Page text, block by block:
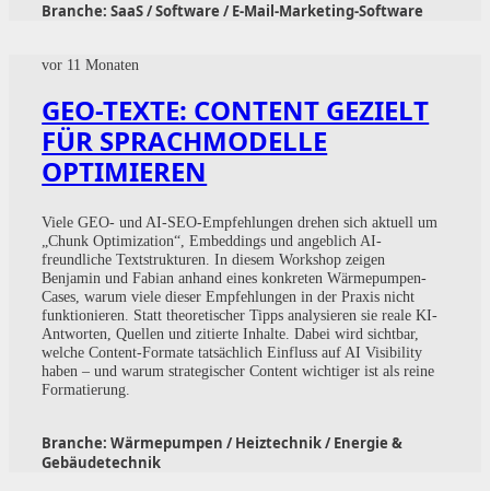
Branche:SaaS / Software / E-Mail-Marketing-Software
vor 11 Monaten
GEO-TEXTE: CONTENT GEZIELT
FÜR SPRACHMODELLE
OPTIMIEREN
Viele GEO- und AI-SEO-Empfehlungen drehen sich aktuell um
„Chunk Optimization“, Embeddings und angeblich AI-
freundliche Textstrukturen. In diesem Workshop zeigen
Benjamin und Fabian anhand eines konkreten Wärmepumpen-
Cases, warum viele dieser Empfehlungen in der Praxis nicht
funktionieren. Statt theoretischer Tipps analysieren sie reale KI-
Antworten, Quellen und zitierte Inhalte. Dabei wird sichtbar,
welche Content-Formate tatsächlich Einfluss auf AI Visibility
haben – und warum strategischer Content wichtiger ist als reine
Formatierung.
Branche:Wärmepumpen / Heiztechnik / Energie &
Gebäudetechnik